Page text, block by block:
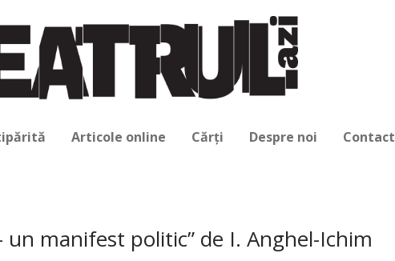
Articole online Cărți Despre noi Contact
un manifest politic” de I. Anghel-Ichim